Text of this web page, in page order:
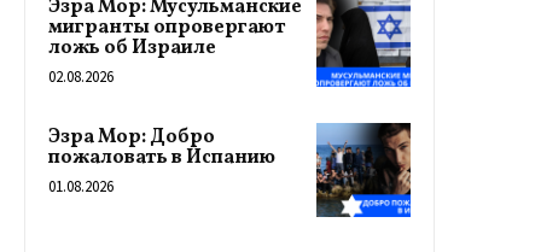
Эзра Мор: Мусульманские
мигранты опровергают
ложь об Израиле
02.08.2026
Эзра Мор: Добро
пожаловать в Испанию
01.08.2026